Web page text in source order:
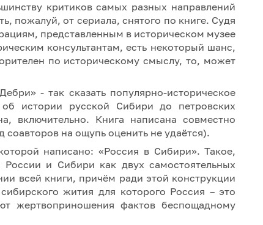
критиков самых разных направлений
пожалуй, от сериала, снятого по книге. Судя
представленным в историческом музее
консультантам, есть некоторый шанс,
по историческому смыслу, то, может
- так сказать популярно-историческое
истории русской Сибири до петровских
включительно. Книга написана совместно
на ощупь оценить не удаётся).
написано: «Россия в Сибири». Такое,
России и Сибири как двух самостоятельных
всей книги, причём ради этой конструкции
жития для которого Россия – это
жертвоприношения фактов беспощадному